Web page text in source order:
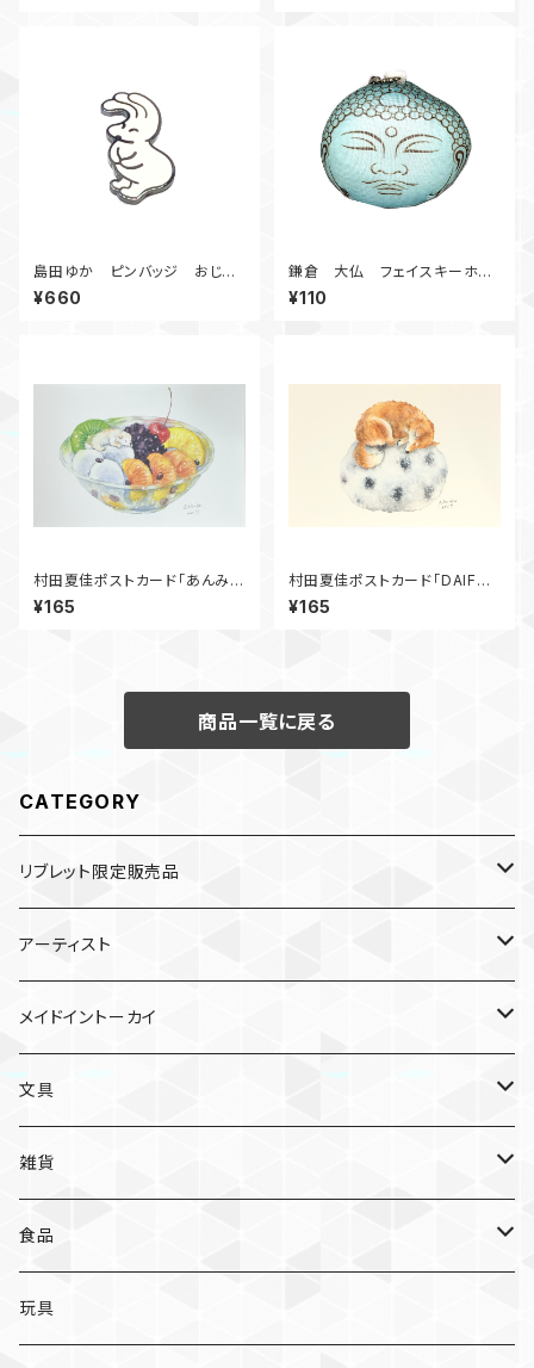
島田ゆか ピンバッジ おじぎ
おじぎ
¥660
鎌倉 大仏 フェイスキーホル
ダー
¥110
村田夏佳ポストカード「あんみ
つ」
¥165
村田夏佳ポストカード「DAIFUK
U」
¥165
商品一覧に戻る
CATEGORY
リブレット限定販売品
雑貨
ガチャガチャ
入浴料
食品
ラーメン
カレー
文具
ペンケース
メモパッド
アーティスト
村田夏佳
入浴料
ガチャガチャ
NAMIKO
オトンノアトリエ
むらまつしおり
ますこえり
メイドイントーカイ
愛知
岐阜
三重
静岡
文具
ポストカード/カード
クリアファイル
レターセット
雑貨
猫ちゃんアルファベットチャーム
A
入浴料
食品
カレー
玩具